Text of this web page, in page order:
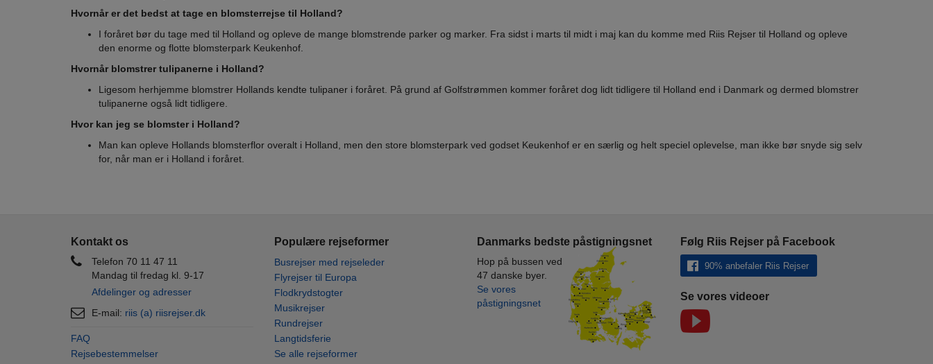
Hvornår er det bedst at tage en blomsterrejse til Holland?
I foråret bør du tage med til Holland og opleve de mange blomstrende parker og marker. Fra sidst i marts til midt i maj kan du komme med Riis Rejser til Holland og opleve
den enorme og flotte blomsterpark Keukenhof.
Hvornår blomstrer tulipanerne i Holland?
Ligesom herhjemme blomstrer Hollands kendte tulipaner i foråret. På grund af Golfstrømmen kommer foråret dog lidt tidligere til Holland end i Danmark og dermed blomstrer
tulipanerne også lidt tidligere.
Hvor kan jeg se blomster i Holland?
Man kan opleve Hollands blomsterflor overalt i Holland, men den store blomsterpark ved godset Keukenhof er en særlig og helt speciel oplevelse, man ikke bør snyde sig selv
for, når man er i Holland i foråret.
Kontakt os
Telefon 70 11 47 11
Mandag til fredag kl. 9-17
Afdelinger og adresser
E-mail: riis (a) riisrejser.dk
FAQ
Rejsebestemmelser
Populære rejseformer
Busrejser med rejseleder
Flyrejser til Europa
Flodkrydstogter
Musikrejser
Rundrejser
Langtidsferie
Se alle rejseformer
Danmarks bedste påstigningsnet
Hop på bussen ved
47 danske byer.
Se vores
påstigningsnet
Følg Riis Rejser på Facebook
90% anbefaler Riis Rejser
Se vores videoer